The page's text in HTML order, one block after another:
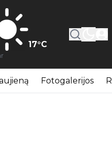
17°C
Fotogalerijos